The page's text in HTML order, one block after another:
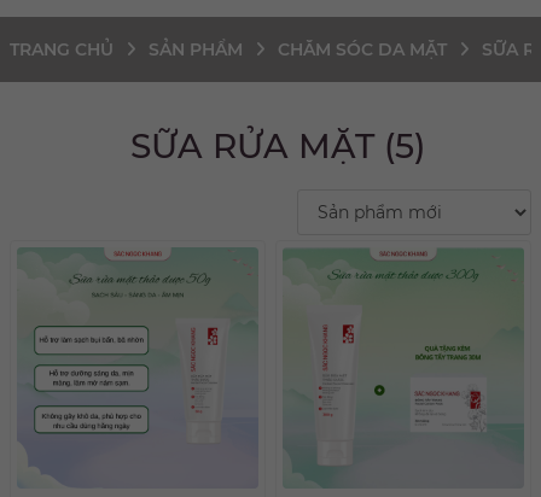
TRANG CHỦ SẢN PHẨM CHĂM SÓC DA MẶT SỮA
SỮA RỬA MẶT (5)